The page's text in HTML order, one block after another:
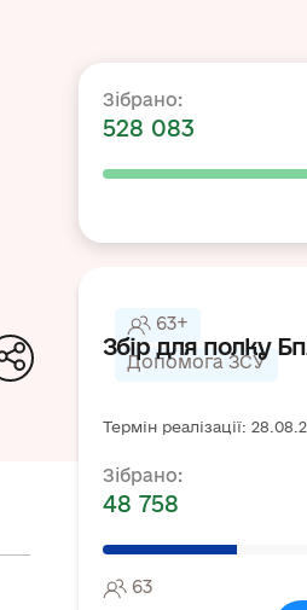
Зібрано:
528 083
63+
Допомога ЗСУ
Збір для полку
Термін реалізації:
Зібрано:
48 758
63